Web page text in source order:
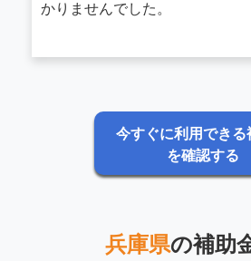
かりませんでした。
今すぐに利用できる
を確認する
兵庫県の補助